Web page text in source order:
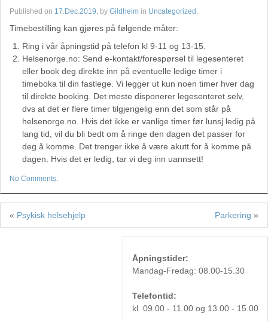
Published on 17.Dec.2019 , by Gildheim in Uncategorized
Timebestilling kan gjøres på følgende måter:
Ring i vår åpningstid på telefon kl 9-11 og 13-15.
Helsenorge.no: Send e-kontakt/forespørsel til legesenteret
eller book deg direkte inn på eventuelle ledige timer i
timeboka til din fastlege. Vi legger ut kun noen timer hver dag
til direkte booking. Det meste disponerer legesenteret selv,
dvs at det er flere timer tilgjengelig enn det som står på
helsenorge.no. Hvis det ikke er vanlige timer før lunsj ledig på
lang tid, vil du bli bedt om å ringe den dagen det passer for
deg å komme. Det trenger ikke å være akutt for å komme på
dagen. Hvis det er ledig, tar vi deg inn uannsett!
No Comments
« Psykisk helsehjelp Parkering »
Åpningstider:
Mandag-Fredag: 08.00-15.30
Telefontid:
kl. 09.00 - 11.00 og 13.00 - 15.00